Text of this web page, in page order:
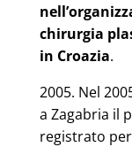
chirurgia
in Croazia.
2005. Nel
a Zagabria il
registrato